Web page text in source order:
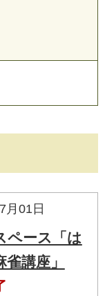
月01日
ペース「は
講座」